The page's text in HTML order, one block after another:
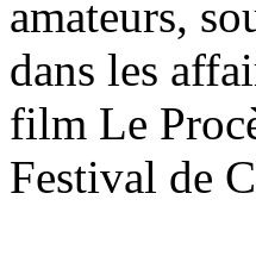
amateurs,
dans les
film Le
Festival de